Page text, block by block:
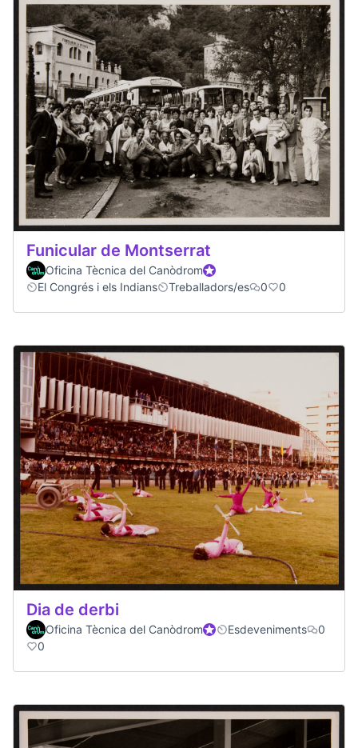
Funicular de Montserrat
Oficina Tècnica del CanòdromOfficial participant
El Congrés i els Indians
Treballadors/es 0 0
Dia de derbi
Oficina Tècnica del CanòdromOfficial participant
Esdeveniments
0
0